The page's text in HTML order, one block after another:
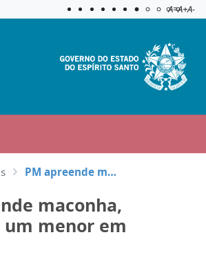
Aplicar
A=A+A-
PM apreende maconha, cocaína e um menor em Vitória
maconha,
um menor em